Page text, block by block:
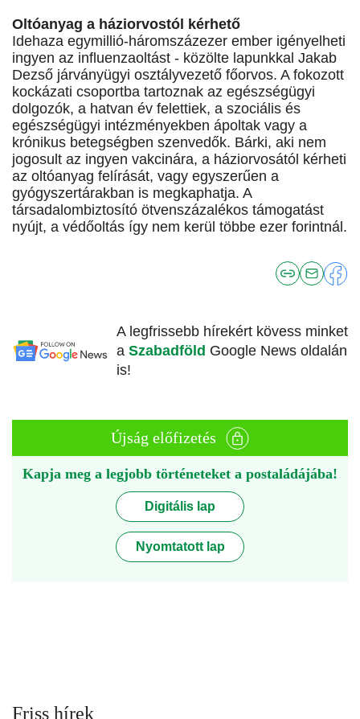
Oltóanyag a háziorvostól kérhető
Idehaza egymillió-háromszázezer ember igényelheti
ingyen az influenzaoltást - közölte lapunkkal Jakab
Dezső járványügyi osztályvezető főorvos. A fokozott
kockázati csoportba tartoznak az egészségügyi
dolgozók, a hatvan év felettiek, a szociális és
egészségügyi intézményekben ápoltak vagy a
krónikus betegségben szenvedők. Bárki, aki nem
jogosult az ingyen vakcinára, a háziorvosától kérheti
az oltóanyag felírását, vagy egyszerűen a
gyógyszertárakban is megkaphatja. A
társadalombiztosító ötvenszázalékos támogatást
nyújt, a védőoltás így nem kerül többe ezer forintnál.
A legfrissebb hírekért kövess minket
a Szabadföld Google News oldalán
is!
Újság előfizetés
Kapja meg a legjobb történeteket a postaládájába!
Digitális lap
Nyomtatott lap
Friss hírek